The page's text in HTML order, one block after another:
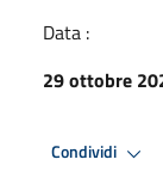
Data :
29 ottobre
Condividi